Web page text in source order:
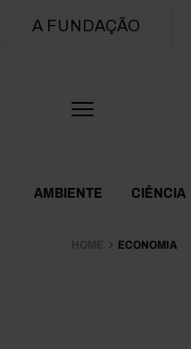
Main navigation
A FUNDAÇÃO
Themes Menu
AMBIENTE CIÊNCIA
HOME ECONOMIA